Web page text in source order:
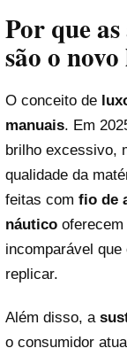
Por que
são o
O conceito de
manuais. Em
brilho excessivo,
qualidade da
feitas com fio de
náutico
incomparável
replicar.
Além disso, a
o consumidor